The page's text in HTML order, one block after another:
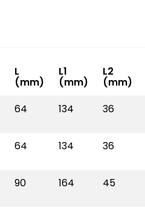
L
(mm)
L1
(mm)
L2
(mm)
64 134 36
64 134 36
90 164 45